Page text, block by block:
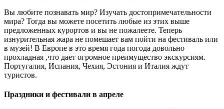
Вы любите познавать мир? Изучать достопримечательности
мира? Тогда вы можете посетить любые из этих выше
предложенных курортов и вы не пожалеете. Теперь
изнурительная жара не помешает вам пойти на фестиваль или
в музей! В Европе в это время года погода довольно
прохладная ,что дает огромное преимущество экскурсиям.
Португалия, Испания, Чехия, Эстония и Италия ждут
туристов.
Праздники и фестивали в апреле